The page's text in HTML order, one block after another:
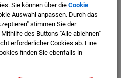
Pfaffenhofen unter
oder E-Mail:
.
Sie können über die Cookie
Auswahl anpassen. Durch das
stimmen Sie der
des Buttons "Alle ablehnen"
erforderlicher Cookies ab. Eine
finden Sie ebenfalls in